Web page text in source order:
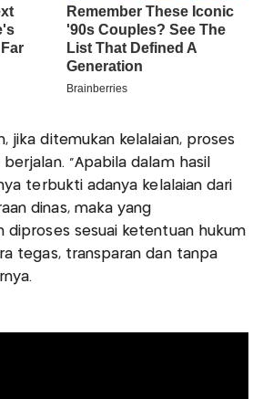
jika ditemukan kelalaian, proses
“Apabila dalam hasil
terbukti adanya kelalaian dari
dinas, maka yang
diproses sesuai ketentuan hukum
tegas, transparan dan tanpa